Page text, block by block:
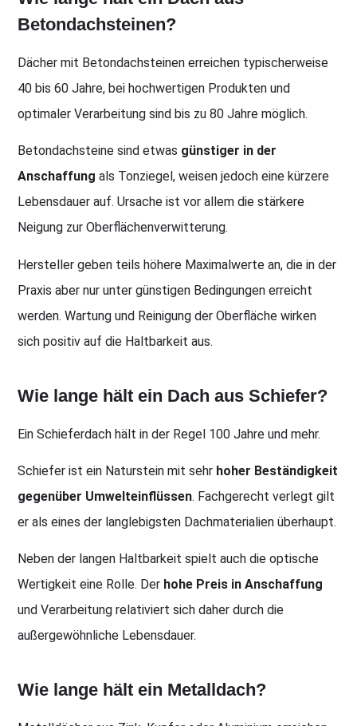
Betondachsteinen?
Dächer mit Betondachsteinen erreichen typischerweise
40 bis 60 Jahre, bei hochwertigen Produkten und
optimaler Verarbeitung sind bis zu 80 Jahre möglich.
Betondachsteine sind etwas günstiger in der
Anschaffung als Tonziegel, weisen jedoch eine kürzere
Lebensdauer auf. Ursache ist vor allem die stärkere
Neigung zur Oberflächenverwitterung.
Hersteller geben teils höhere Maximalwerte an, die in der
Praxis aber nur unter günstigen Bedingungen erreicht
werden. Wartung und Reinigung der Oberfläche wirken
sich positiv auf die Haltbarkeit aus.
Wie lange hält ein Dach aus Schiefer?
Ein Schieferdach hält in der Regel 100 Jahre und mehr.
Schiefer ist ein Naturstein mit sehr hoher Beständigkeit
gegenüber Umwelteinflüssen. Fachgerecht verlegt gilt
er als eines der langlebigsten Dachmaterialien überhaupt.
Neben der langen Haltbarkeit spielt auch die optische
Wertigkeit eine Rolle. Der hohe Preis in Anschaffung
und Verarbeitung relativiert sich daher durch die
außergewöhnliche Lebensdauer.
Wie lange hält ein Metalldach?